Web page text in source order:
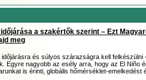
időjárása a szakértők szerint – Ezt
meg
és súlyos szárazságra kell felkészülni
Egyre nagyobb az esély arra, hogy az El Niño
is érinti, globális hőmérséklet-emelkedést